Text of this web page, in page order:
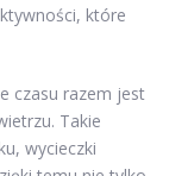
które
czasu razem jest
Takie
wycieczki